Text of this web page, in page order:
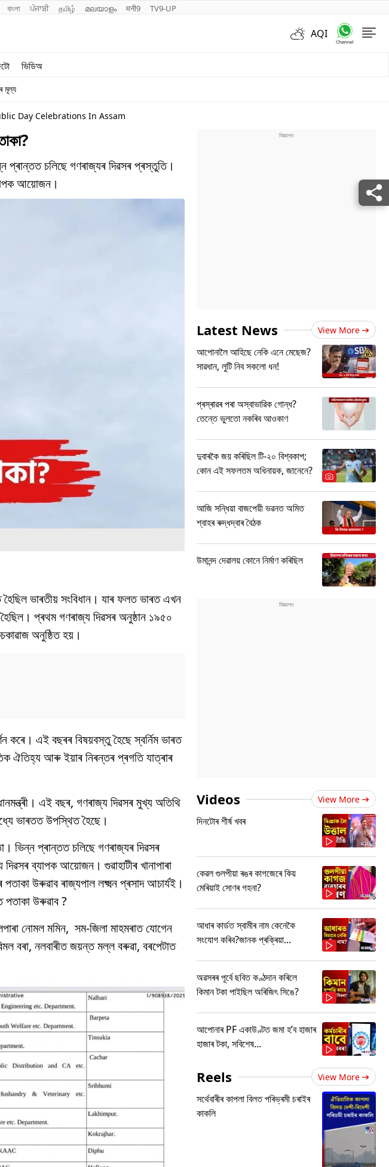
বাংলা ਪੰਜਾਬੀ தமிழ் മലയാളം मनी9 TV9-UP
AQI
ভিডিঅ
মূল্য
Day Celebrations In Assam
চলিছে গণৰাজ্যৰ দিৱসৰ প্ৰস্তুতি।
আয়োজন।
ভাৰতীয় সংবিধান। যাৰ ফলত ভাৰত এখন
হৈছিল। প্ৰথম গণৰাজ্য দিৱসৰ অনুষ্ঠান ১৯৫০
অনুষ্ঠিত হয়।
কৰে। এই বছৰৰ বিষয়বস্তু হৈছে স্বৰ্নিম ভাৰত
ঐতিহ্য আৰু ইয়াৰ নিৰন্তৰ প্ৰগতি যাত্ৰাৰ
এই বছৰ, গণৰাজ্য দিৱসৰ মুখ্য অতিথি
ভাৰতত উপস্থিত হৈছে।
ভিন্ন প্ৰান্তত চলিছে গণৰাজ্যৰ দিৱসৰ
ব্যাপক আয়োজন। গুৱাহাটীৰ খানাপাৰা
উৰুৱাব ৰাজ্যপাল লক্ষ্মন প্ৰসাদ আচাৰ্যই।
পতাকা উৰুৱাব ?
নোমল মমিন, সম-জিলা মাহমৰাত যোগেন
বৰা, নলবাৰীত জয়ন্ত মল্ল বৰুৱা, বৰপেটাত
Latest News View More
আপোনালৈ আহিছে নেকি এনে মেছেজ?
সাৱধান, লুটি নিব সকলো ধন!
প্ৰস্ৰাৱৰ পৰা অস্বাভাৱিক গোন্ধ?
তেন্তে ভুলতো নকৰিব আওকাণ
দুবাৰকৈ জয় কৰিছিল টি-২০ বিশ্বকাপ;
কোন এই সফলতম অধিনায়ক, জানেনে?
আজি সন্ধিয়া বাজপেয়ী ভৱনত অমিত
শ্বাহৰ ৰুদ্ধদ্বাৰ বৈঠক
উমানন্দ দেৱালয় কোনে নিৰ্মাণ কৰিছিল
Videos View More
দিনটোৰ শীৰ্ষ খবৰ
কেৱল গুলপীয়া ৰঙৰ কাগজেৰে কিয়
মেৰিয়াই সোণৰ গহনা?
আধাৰ কাৰ্ডত স্বামীৰ নাম কেনেকৈ
সংযোগ কৰিব?জানক প্ৰক্ৰিয়া...
অৱসৰৰ পূৰ্বে ছবিত কণ্ঠদান কৰিলে
কিমান টকা পাইছিল অৰিজিৎ সিঙে?
আপোনাৰ PF একাউণ্টত জমা হ’ব হাজাৰ
হাজাৰ টকা, সবিশেষ...
Reels View More
সৰ্থেবাৰীৰ কাপলা বিলত পৰিভ্ৰমী চৰাইৰ
কাকলি